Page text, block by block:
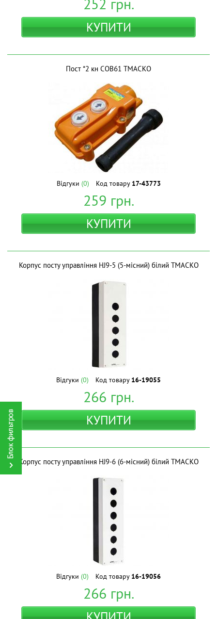
КУПИТИ
Пост *2 кн СОВ61 ТМАСКО
Відгуки (0) Код товару 17-43773
259 грн.
КУПИТИ
Корпус посту управління HJ9-5 (5-місний) білий ТМАСКО
Відгуки (0) Код товару 16-19055
266 грн.
КУПИТИ
Корпус посту управління HJ9-6 (6-місний) білий ТМАСКО
Відгуки (0) Код товару 16-19056
266 грн.